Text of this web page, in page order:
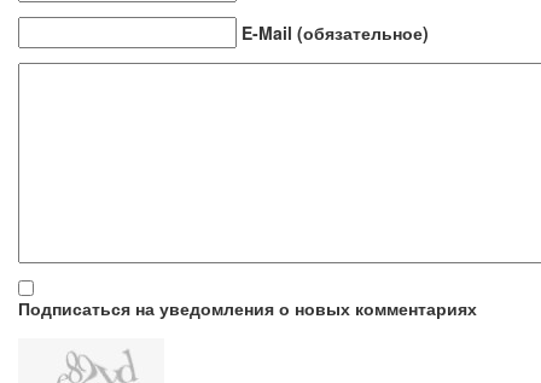
E-Mail (обязательное)
Подписаться на уведомления о новых комментариях